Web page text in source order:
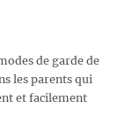
de garde de
les parents qui
et facilement